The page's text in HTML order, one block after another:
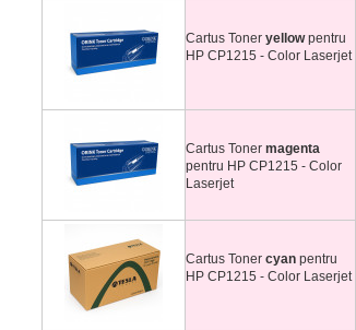
Cartus Toner yellowpentru
HP CP1215 - Color Laserjet
Cartus Toner magenta
pentru HP CP1215 - Color
Laserjet
Cartus Toner cyan pentru
HP CP1215 - Color Laserjet